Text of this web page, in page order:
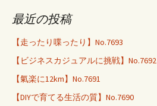
最近の投稿
【走ったり喋ったり】No.7693
【ビジネスカジュアルに挑戦】No.7692
【氣楽に12km】No.7691
【DIYで育てる生活の質】No.7690